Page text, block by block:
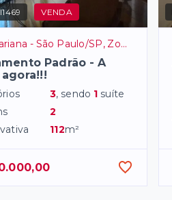
VENDA
- São Paulo/SP, Zona Sul
Padrão - A
3, sendo 1 suíte
2
112m²